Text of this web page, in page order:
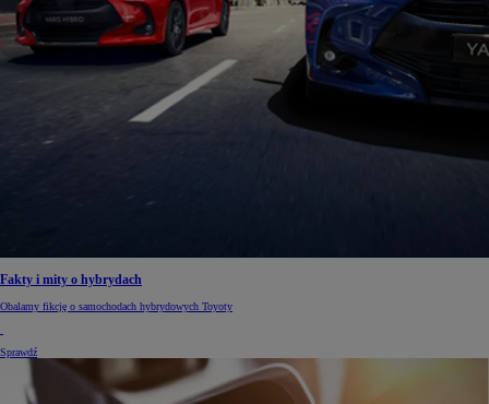
Fakty i mity o hybrydach
Obalamy fikcję o samochodach hybrydowych Toyoty
Sprawdź